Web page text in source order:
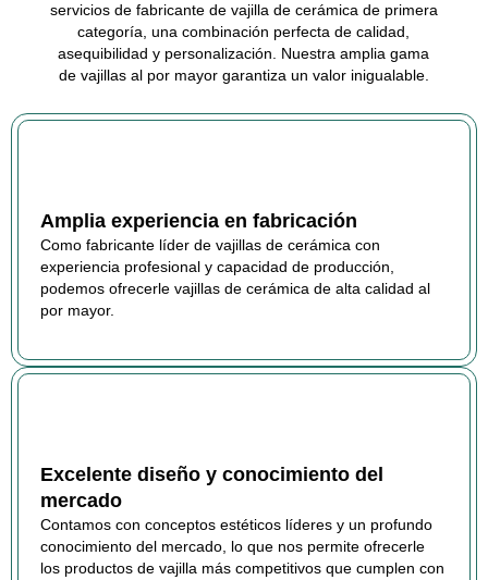
servicios de fabricante de vajilla de cerámica de primera
categoría, una combinación perfecta de calidad,
asequibilidad y personalización. Nuestra amplia gama
de vajillas al por mayor garantiza un valor inigualable.
Amplia experiencia en fabricación
Como fabricante líder de vajillas de cerámica con
experiencia profesional y capacidad de producción,
podemos ofrecerle vajillas de cerámica de alta calidad al
por mayor.
Excelente diseño y conocimiento del
mercado
Contamos con conceptos estéticos líderes y un profundo
conocimiento del mercado, lo que nos permite ofrecerle
los productos de vajilla más competitivos que cumplen con